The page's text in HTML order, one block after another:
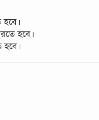
হবে।
হবে।